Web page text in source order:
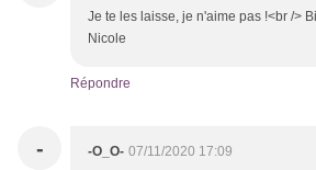
Je te les laisse, je n'aime pas !<br />
Nicole
Répondre
- -O_O- 07/11/2020 17:09